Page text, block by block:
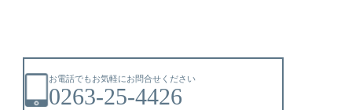
お電話でもお気軽にお問合せください
0263-25-4426